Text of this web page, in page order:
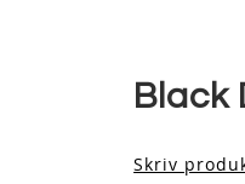
Black
Skriv